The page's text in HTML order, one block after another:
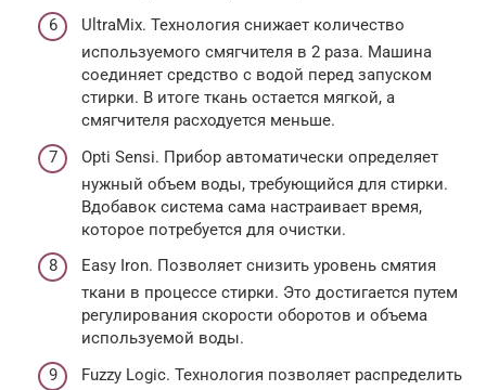
UltraMix. Технология снижает количество
используемого смягчителя в 2 раза. Машина
соединяет средство с водой перед запуском
стирки. В итоге ткань остается мягкой, а
смягчителя расходуется меньше.
Opti Sensi. Прибор автоматически определяет
нужный объем воды, требующийся для стирки.
Вдобавок система сама настраивает время,
которое потребуется для очистки.
Easy Iron. Позволяет снизить уровень смятия
ткани в процессе стирки. Это достигается путем
регулирования скорости оборотов и объема
используемой воды.
Fuzzy Logic. Технология позволяет распределить